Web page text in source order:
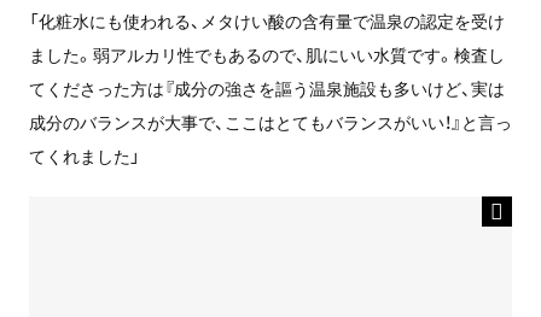
「化粧水にも使われる、メタけい酸の含有量で温泉の認定を受け
ました。弱アルカリ性でもあるので、肌にいい水質です。検査し
てくださった方は『成分の強さを謳う温泉施設も多いけど、実は
成分のバランスが大事で、ここはとてもバランスがいい！』と言っ
てくれました」